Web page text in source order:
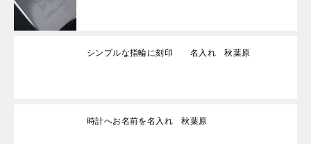
シンプルな指輪に刻印 名入れ 秋葉原
時計へお名前を名入れ 秋葉原